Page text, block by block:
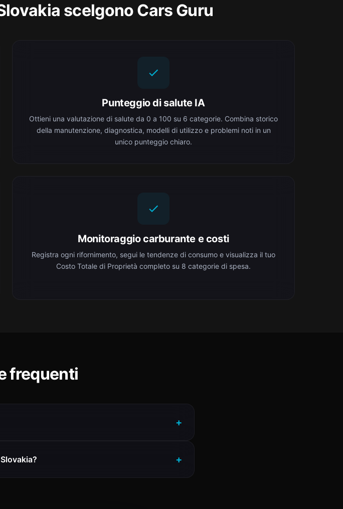
scelgono Cars Guru
Punteggio di salute IA
Ottieni una valutazione di salute da 0 a 100 su 6 categorie. Combina storico
della manutenzione, diagnostica, modelli di utilizzo e problemi noti in un
unico punteggio chiaro.
Monitoraggio carburante e costi
Registra ogni rifornimento, segui le tendenze di consumo e visualizza il tuo
Costo Totale di Proprietà completo su 8 categorie di spesa.
frequenti